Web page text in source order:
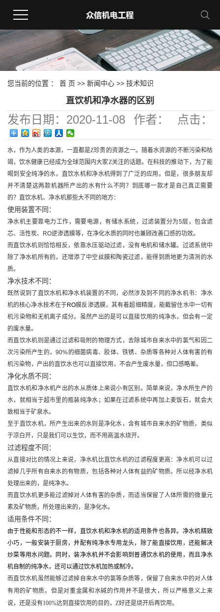
您当前的位置 ： 首 页 >> 新闻中心 >> 技术知识
直饮机和净水器的区别
发布日期： 2020-11-08 作者：
点击：
406
水，作为人类的本源，一直都是Z珍贵的资源之一。随着水资源的不断污染和枯
竭，饮水健康已经成为全球范围内大家Z关注的话题。在科技的推动下，为了能
喝到安全纯净的水，直饮水机和净水机得到了广泛的应用。但是，很多朋友却
并不清楚这两款机器所产出的水有什么不同？到底哪一款才是自己真正需要
的？直饮水机、净水机那些大不同的地方：
使用装置不同：
净水机主要靠电力工作，需要电源，有储水系统，过滤装置分为5层，包含滤
芯、活性炭、
RO逆渗透膜等，在净化水质的同时也兼顾改善口感的功效。
而直饮水机则恰恰相反，依靠水压驱动过滤，没有电机和储水罐。过滤系统中
除了净水机所有的，还增添了中空丝膜和陶瓷过滤，能得到质地更为清冽的水
质。
净水技术不同 ：
既然说到了直饮水机和净水机装置的不同，必然涉及到不同的净水机书：净水
机的核心净水技术在于RO膜反渗透膜，其有着超细精度，能截留住水中一切有
机污染物和无机离子成分。虽然产出的是可以直接饮用的纯净水，但会有一定
的废水量。
而直饮水机则是通过过滤和吸附的物理方式，去除城市自来水中的氯气和因二
次污染所产生的，90%的细菌病毒、胶体、铁锈、杂质等各种对人体有害的有
机污染物，产出的直饮水也可以直接饮用，不会产生废水量，但口感略差。
净化水质不同 ：
直饮水机和净水机产出的水从质体上来说小有区别。简单来说，净水所生产的
水，就相当于超市里的瓶装纯净水；如果在过滤系统中再加上麦饭石，就会大
致相当于矿泉水。
至于直饮水机，所产生出来的水则是净化水，含有城市自来水的矿物质，类似
于凉白开，只是我们可以生饮，而不用高温水烧开。
过滤程度不同 ：
从直接对比的情况上来说，净水机比直饮水机的过滤程度更高：净水机可以过
滤掉几乎所有自来水的有物质，包括各种对人体有益的矿物质。所以经净水机
处理出来的，是纯净水。
而直饮水机更多能过滤掉对人体有害的杂质，而适当保留了人体所需的微量元
素及矿物质，所处理出来的，是净化水。
适用条件不同 ：
由于性能和形态的不一样，直饮水机和净水机的适用条件也各异。净水机精致
小巧，一般安装于厨房，并配有纯净水专用龙头，除了能直接饮用，还能解决
炒菜等用水问题。同时，装净水机并不会影响到普通饮水机的使用，而且净水
机自制的纯净水，还可以通过饮水机加热或制冷。
而直饮水机虽然能够过滤掉自来水中的氯等杂质等，保留了自来水中的对人体
有用的矿物质。但是对重金属和水碱的作用并不是很大，所以严格意义上来
说，还是没有100%达到直接饮用的目的，Z好还是烧开后再饮用。